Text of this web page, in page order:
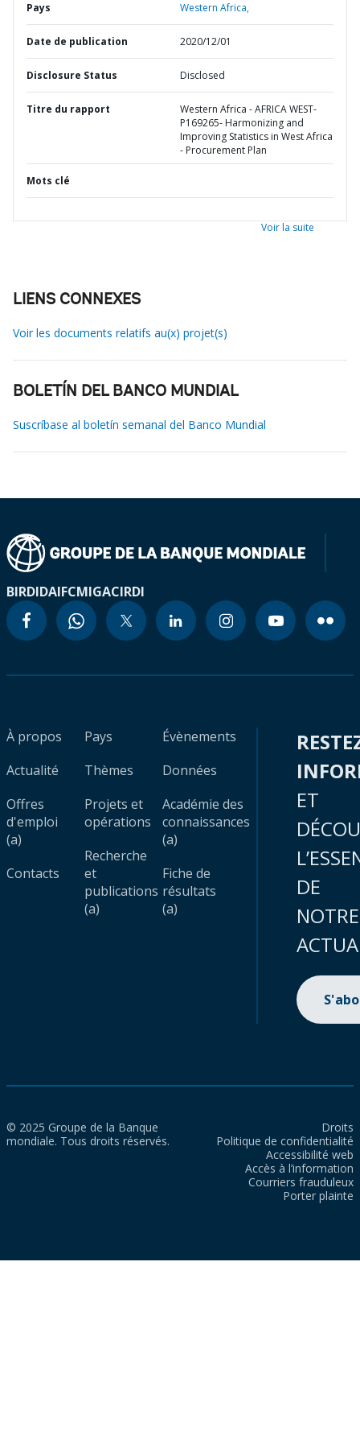
Pays Western Africa,
Date de publication 2020/12/01
Disclosure Status Disclosed
Titre du rapport
Western Africa - AFRICA WEST-
P169265- Harmonizing and
Improving Statistics in West Africa
- Procurement Plan
Mots clé
Voir la suite
LIENS CONNEXES
Voir les documents relatifs au(x) projet(s)
BOLETÍN DEL BANCO MUNDIAL
Suscríbase al boletín semanal del Banco Mundial
BIRDIDAIFCMIGACIRDI
À propos
Actualité
Offres
d'emploi
(a)
Contacts
Pays
Thèmes
Projets et
opérations
Recherche
et
publications
(a)
Évènements
Données
Académie des
connaissances
(a)
Fiche de
résultats
(a)
ET
DE
NOTRE
© 2025 Groupe de la Banque
mondiale. Tous droits réservés.
Droits
Politique de confidentialité
Accessibilité web
Accès à l’information
Courriers frauduleux
Porter plainte